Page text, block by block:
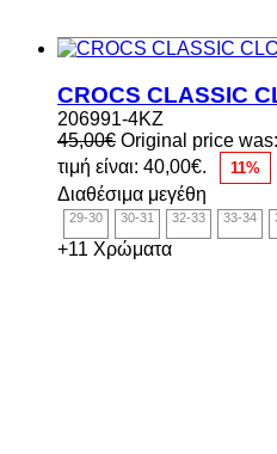
206991-4KZ
45,00€ Original price
τιμή είναι: 40,00€.
11%
Διαθέσιμα μεγέθη
29-30 30-31 32-33 33-34
+11 Χρώματα